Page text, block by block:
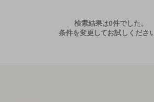
検索結果は0件でした。
条件を変更してお試しください